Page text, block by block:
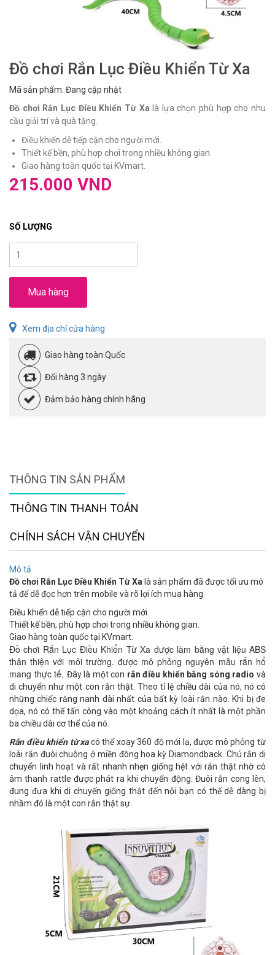
Đồ chơi Rắn Lục Điều Khiển Từ Xa
Mã sản phẩm: Đang cập nhật
Đồ chơi Rắn Lục Điều Khiển Từ Xa là lựa chọn phù hợp cho nhu
cầu giải trí và quà tặng.
Điều khiển dễ tiếp cận cho người mới.
Thiết kế bền, phù hợp chơi trong nhiều không gian.
Giao hàng toàn quốc tại KVmart.
215.000 VND
SỐ LƯỢNG
Mua hàng
Xem địa chỉ cửa hàng
Giao hàng toàn Quốc
Đổi hàng 3 ngày
Đảm bảo hàng chính hãng
THÔNG TIN SẢN PHẨM
THÔNG TIN THANH TOÁN
CHÍNH SÁCH VẬN CHUYỂN
Mô tả
Đồ chơi Rắn Lục Điều Khiển Từ Xa là sản phẩm đã được tối ưu mô
tả để dễ đọc hơn trên mobile và rõ lợi ích mua hàng.
Điều khiển dễ tiếp cận cho người mới.
Thiết kế bền, phù hợp chơi trong nhiều không gian.
Giao hàng toàn quốc tại KVmart.
Đồ chơi Rắn Lục Điều Khiển Từ Xa được làm bằng vật liệu ABS
thân thiện với môi trường. được mô phỏng nguyên mẫu rắn hổ
mang thực tế, Đây là một con rắn điều khiển bằng sóng radio và
di chuyển như một con rắn thật. Theo tỉ lệ chiều dài của nó, nó có
những chiếc răng nanh dài nhất của bất kỳ loài rắn nào. Khi bị đe
dọa, nó có thể tấn công vào một khoảng cách ít nhất là một phần
ba chiều dài cơ thể của nó.
Rắn điều khiển từ xacó thể xoay 360 độ mới lạ, được mô phỏng từ
loài rắn đuôi chuông ở miền đông hoa kỳ Diamondback. Chú rắn di
chuyển linh hoạt và rất nhanh nhẹn giống hệt với rắn thật nhờ có
âm thanh rattle được phát ra khi chuyển động. Đuôi rắn cong lên,
đung đưa khi di chuyển giống thật đến nỗi bạn có thể dễ dàng bị
nhầm đó là một con rắn thật sự.